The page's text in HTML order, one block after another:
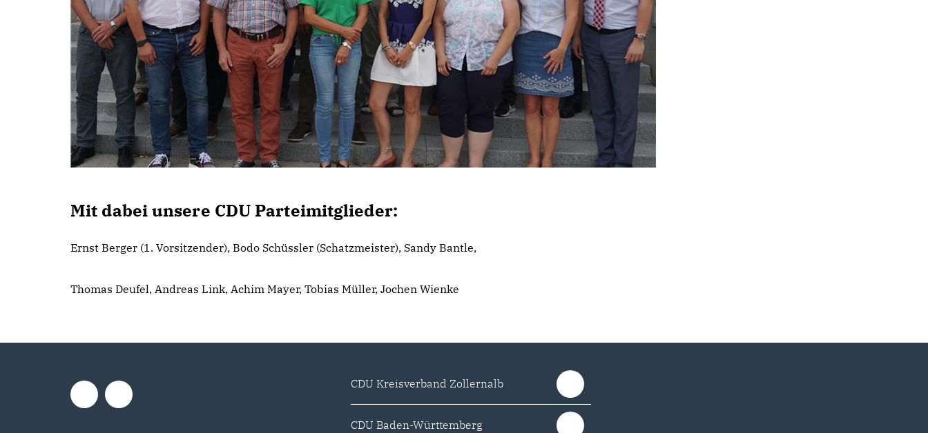
Mit dabei unsere CDU Parteimitglieder:
Ernst Berger (1. Vorsitzender), Bodo Schüssler (Schatzmeister), Sandy Bantle,
Thomas Deufel, Andreas Link, Achim Mayer, Tobias Müller, Jochen Wienke
CDU Kreisverband Zollernalb
CDU Baden-Württemberg